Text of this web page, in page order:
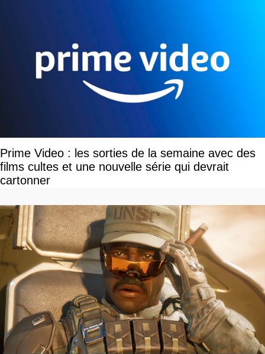
Prime Video : les sorties de la semaine avec des
films cultes et une nouvelle série qui devrait
cartonner